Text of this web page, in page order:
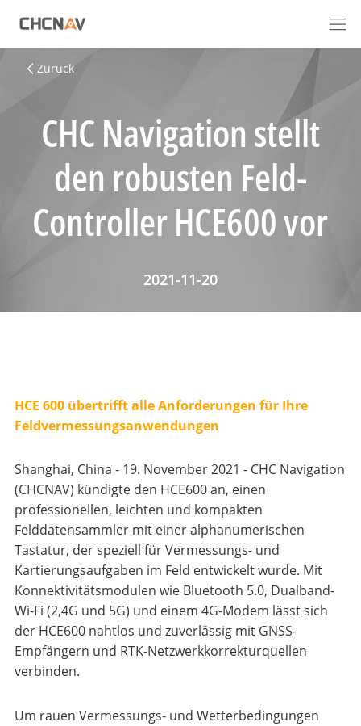
Zurück
CHC Navigation stellt
den robusten Feld-
Controller HCE600 vor
2021-11-20
HCE 600 übertrifft alle Anforderungen für Ihre
Feldvermessungsanwendungen
Shanghai, China - 19. November 2021 - CHC Navigation
(CHCNAV) kündigte den HCE600 an, einen
professionellen, leichten und kompakten
Felddatensammler mit einer alphanumerischen
Tastatur, der speziell für Vermessungs- und
Kartierungsaufgaben im Feld entwickelt wurde. Mit
Konnektivitätsmodulen wie Bluetooth 5.0, Dualband-
Wi-Fi (2,4G und 5G) und einem 4G-Modem lässt sich
der HCE600 nahtlos und zuverlässig mit GNSS-
Empfängern und RTK-Netzwerkkorrekturquellen
verbinden.
Um rauen Vermessungs- und Wetterbedingungen